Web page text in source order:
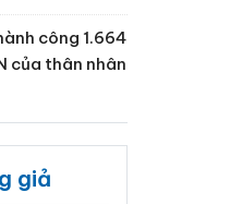
công 1.664
của thân nhân
giả